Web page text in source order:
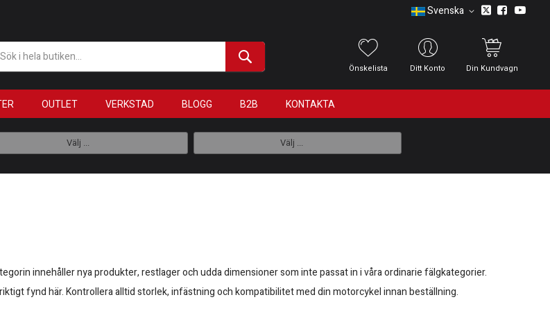
Svenska
Önskelista Ditt Konto Din Kundvagn
OUTLET VERKSTAD BLOGG B2B KONTAKTA
Välj ... Välj ...
innehåller nya produkter, restlager och udda dimensioner som inte passat in i våra ordinarie fälgkategorier.
fynd här. Kontrollera alltid storlek, infästning och kompatibilitet med din motorcykel innan beställning.